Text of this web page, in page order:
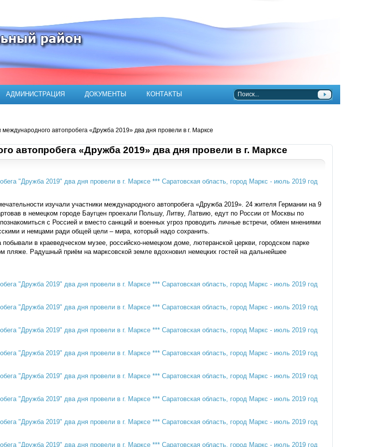
района
АДМИНИСТРАЦИЯ ДОКУМЕНТЫ КОНТАКТЫ
международного автопробега «Дружба 2019» два дня провели в г. Марксе
автопробега «Дружба 2019» два дня провели в г. Марксе
изучали участники международного автопробега «Дружба 2019». 24 жителя Германии на 9
в немецком городе Баугцен проехали Польшу, Литву, Латвию, едут по России от Москвы по
с Россией и вместо санкций и военных угроз проводить личные встречи, обмен мнениями
и немцами ради общей цели – мира, который надо сохранить.
побывали в краеведческом музее, российско-немецком доме, лютеранской церкви, городском парке
пляже. Радушный приём на марксовской земле вдохновил немецких гостей на дальнейшее